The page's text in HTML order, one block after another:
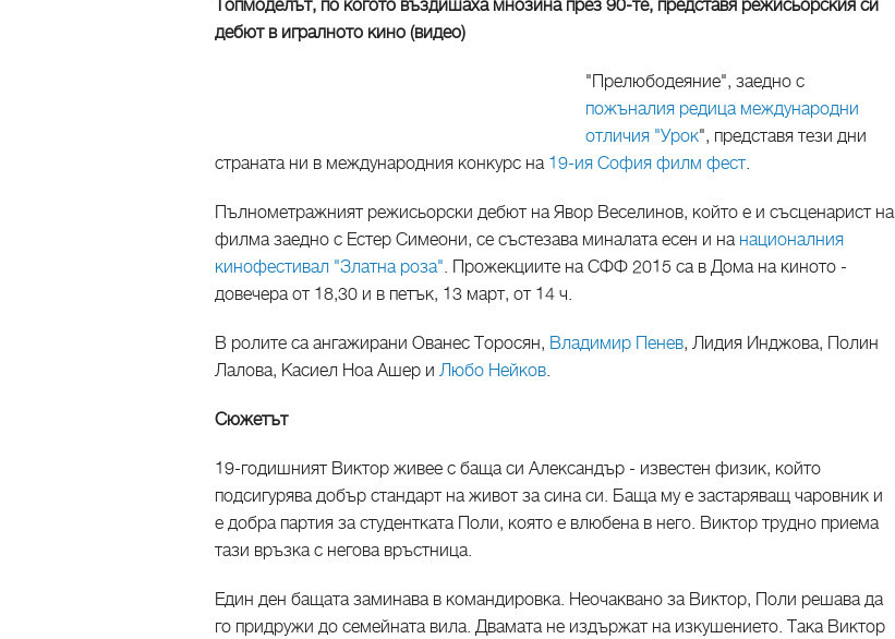
Топмоделът, по когото въздишаха мнозина през 90-те, представя режисьорския си
дебют в игралното кино (видео)
"Прелюбодеяние", заедно с
пожъналия редица международни
отличия "Урок", представя тези дни
страната ни в международния конкурс на 19-ия София филм фест.
Пълнометражният режисьорски дебют на Явор Веселинов, който е и съсценарист на
филма заедно с Естер Симеони, се състезава миналата есен и на националния
кинофестивал "Златна роза". Прожекциите на СФФ 2015 са в Дома на киното -
довечера от 18,30 и в петък, 13 март, от 14 ч.
В ролите са ангажирани Ованес Торосян, Владимир Пенев, Лидия Инджова, Полин
Лалова, Касиел Ноа Ашер и Любо Нейков.
Сюжетът
19-годишният Виктор живее с баща си Александър - известен физик, който
подсигурява добър стандарт на живот за сина си. Баща му е застаряващ чаровник и
е добра партия за студентката Поли, която е влюбена в него. Виктор трудно приема
тази връзка с негова връстница.
Един ден бащата заминава в командировка. Неочаквано за Виктор, Поли решава да
го придружи до семейната вила. Двамата не издържат на изкушението. Така Виктор